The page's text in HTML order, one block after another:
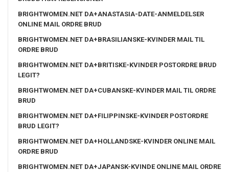
BRIGHTWOMEN.NET DA+ANASTASIA-DATE-ANMELDELSER
ONLINE MAIL ORDRE BRUD
BRIGHTWOMEN.NET DA+BRASILIANSKE-KVINDER MAIL TIL
ORDRE BRUD
BRIGHTWOMEN.NET DA+BRITISKE-KVINDER POSTORDRE BRUD
LEGIT?
BRIGHTWOMEN.NET DA+CUBANSKE-KVINDER MAIL TIL ORDRE
BRUD
BRIGHTWOMEN.NET DA+FILIPPINSKE-KVINDER POSTORDRE
BRUD LEGIT?
BRIGHTWOMEN.NET DA+HOLLANDSKE-KVINDER ONLINE MAIL
ORDRE BRUD
BRIGHTWOMEN.NET DA+JAPANSK-KVINDE ONLINE MAIL ORDRE